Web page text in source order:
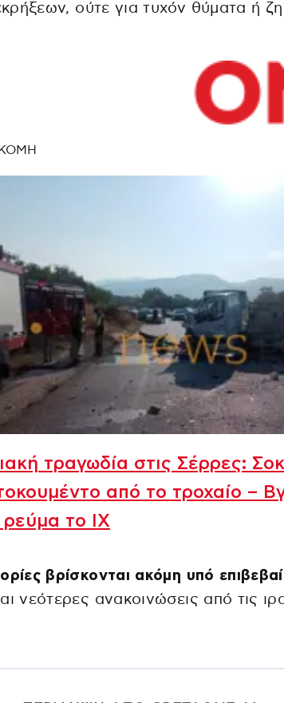
ούτε για τυχόν θύματα ή
τραγωδία στις Σέρρες:
από το τροχαίο –
ρεύμα το ΙΧ
βρίσκονται ακόμη υπό
νεότερες ανακοινώσεις από τις